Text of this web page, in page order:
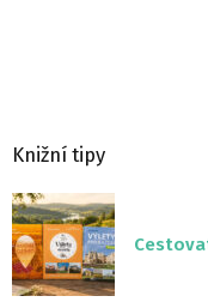
Knižní tipy